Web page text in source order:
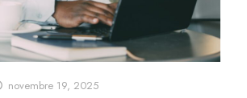
novembre 19, 2025